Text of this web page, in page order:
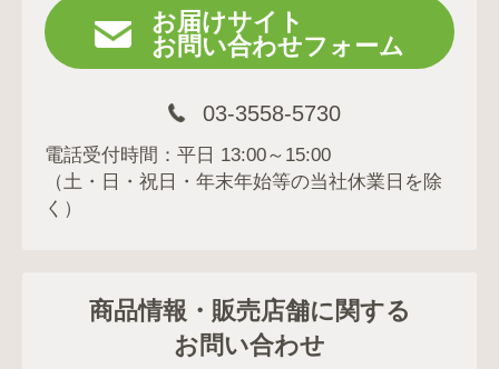
お届けサイト
お問い合わせフォーム
03-3558-5730
電話受付時間：平日 13:00～15:00
（土・日・祝日・年末年始等の当社休業日を除
く）
商品情報・販売店舗に関する
お問い合わせ